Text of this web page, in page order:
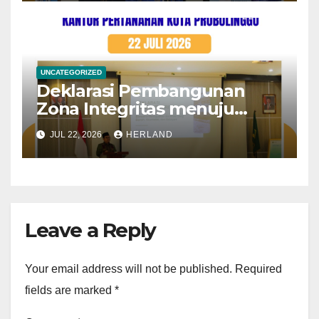
Siswoyo, S.ST., M.A.P
UNCATEGORIZED
Deklarasi Pembangunan
Zona Integritas menuju
Wilayah Bebas dari Korupsi
(WBK) dan Wilayah Birokrasi
Bersih Melayani (WBBM)
JUL 22, 2026 HERLAND
Leave a Reply
Your email address will not be published. Required
fields are marked *